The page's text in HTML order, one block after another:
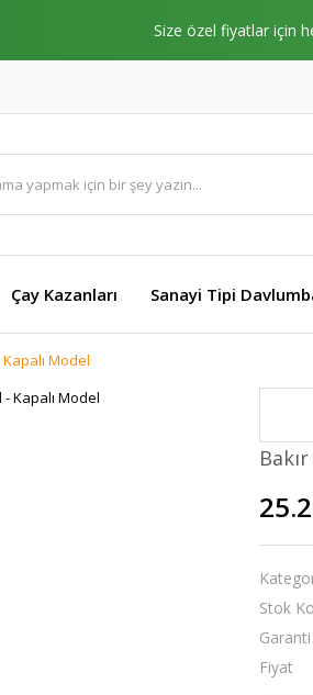
Size özel fiyatlar için
Çay Kazanları Sanayi Tipi
Model
Stok
Fiyat